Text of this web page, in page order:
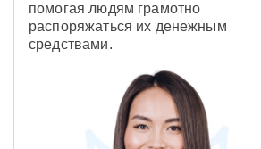
помогая людям грамотно
распоряжаться их денежным
средствами.